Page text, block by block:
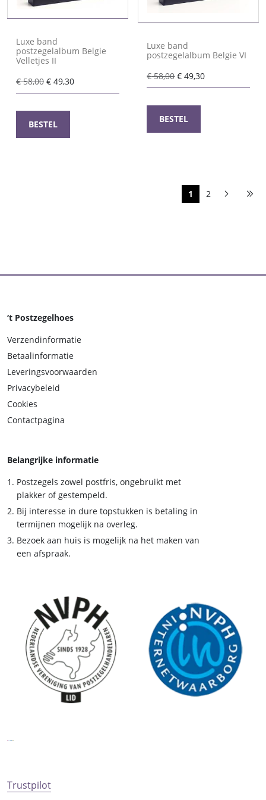
Luxe band
postzegelalbum Belgie
Velletjes II
€58,00 Oorspronkelijke
prijs
€ 58,00.
€ 49,30Huidige
prijs
BESTEL
Luxe band
postzegelalbum Belgie VI
€58,00Oorspronkelijke
prijs
€ 58,00.
€ 49,30Huidige
prijs
BESTEL
1 2
‘t Postzegelhoes
Verzendinformatie
Betaalinformatie
Leveringsvoorwaarden
Privacybeleid
Cookies
Contactpagina
Belangrijke informatie
Postzegels zowel postfris, ongebruikt met
plakker of gestempeld.
Bij interesse in dure topstukken is betaling in
termijnen mogelijk na overleg.
Bezoek aan huis is mogelijk na het maken van
een afspraak.
Trustpilot